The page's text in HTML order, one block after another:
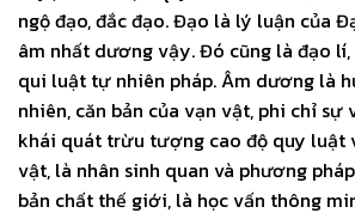
ngộ đạo, đắc đạo. Đạo là lý luận của
âm nhất dương vậy. Đó cũng là đạo
qui luật tự nhiên pháp. Âm dương là
nhiên, căn bản của vạn vật, phi chỉ sự
khái quát trừu tượng cao độ quy luật
vật, là nhân sinh quan và phương
bản chất thế giới, là học vấn thông